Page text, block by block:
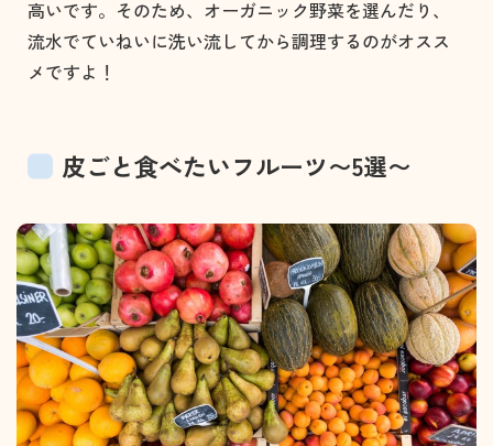
高いです。そのため、オーガニック野菜を選んだり、
流水でていねいに洗い流してから調理するのがオスス
メですよ！
皮ごと食べたいフルーツ〜5選〜